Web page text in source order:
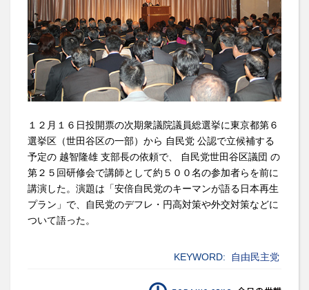
１２月１６日投開票の次期衆議院議員総選挙に東京都第６
選挙区（世田谷区の一部）から 自民党 公認で立候補する
予定の 越智隆雄 支部長の依頼で、 自民党世田谷区議団 の
第２５回研修会で講師として約５００名の参加者らを前に
講演した。演題は「安倍自民党のキーマンが語る日本再生
プラン」で、自民党のデフレ・円高対策や外交対策などに
ついて語った。
KEYWORD: 自由民主党